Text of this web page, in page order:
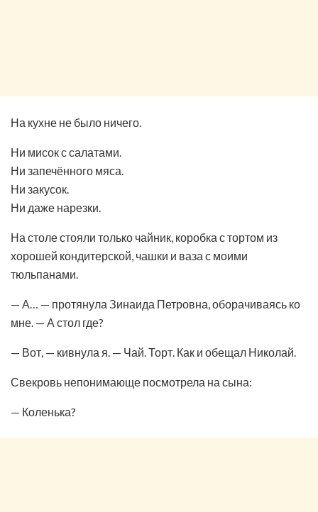
На кухне не было ничего.
Ни мисок с салатами.
Ни запечённого мяса.
Ни закусок.
Ни даже нарезки.
На столе стояли только чайник, коробка с тортом из
хорошей кондитерской, чашки и ваза с моими
тюльпанами.
— А… — протянула Зинаида Петровна, оборачиваясь ко
мне. — А стол где?
— Вот, — кивнула я. — Чай. Торт. Как и обещал Николай.
Свекровь непонимающе посмотрела на сына:
— Коленька?